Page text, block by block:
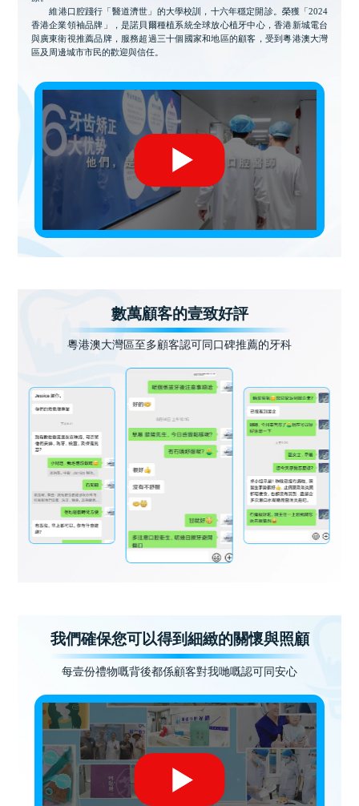
維港口腔踐行「醫道濟世」的大學校訓，十六年穩定開診。榮獲「2024
香港企業領袖品牌」，是諾貝爾種植系統全球放心植牙中心，香港新城電台
與廣東衛視推薦品牌，服務超過三十個國家和地區的顧客，受到粵港澳大灣
區及周邊城市市民的歡迎與信任。
數萬顧客的壹致好評
粵港澳大灣區至多顧客認可同口碑推薦的牙科
我們確保您可以得到細緻的關懷與照顧
每壹份禮物嘅背後都係顧客對我哋嘅認可同安心